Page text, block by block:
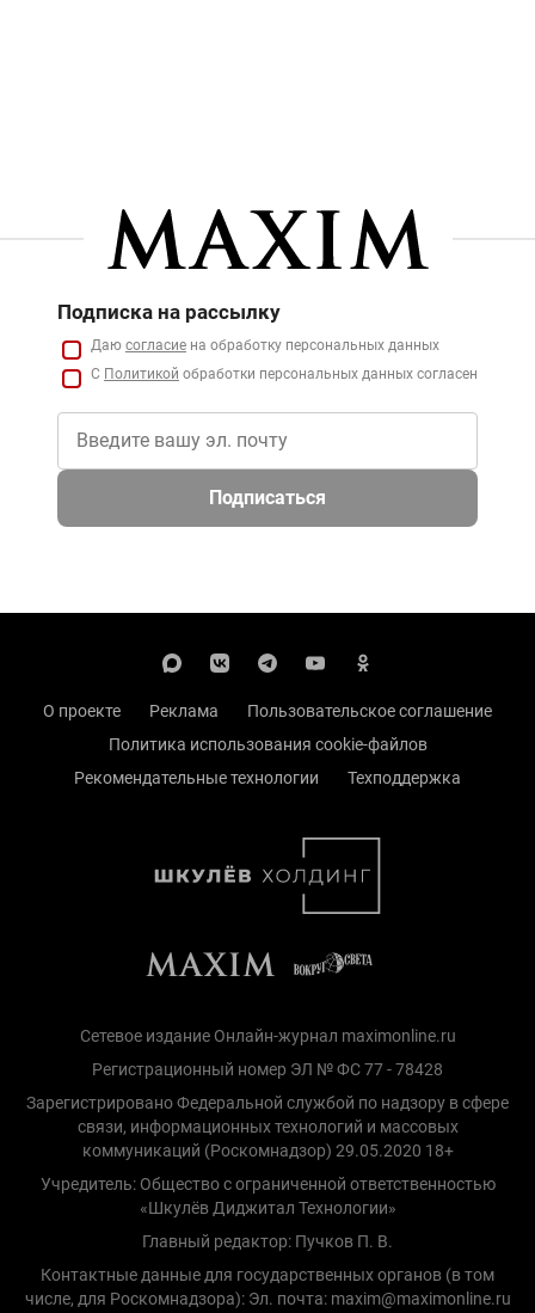
Подписка на рассылку
Даю согласие на обработку персональных данных
С Политикой обработки персональных данных согласен
Подписаться
О проекте Реклама
Пользовательское соглашение
Политика использования cookie-файлов
Рекомендательные технологии
Техподдержка
Сетевое издание Онлайн-журнал maximonline.ru
Регистрационный номер ЭЛ № ФС 77 - 78428
Зарегистрировано Федеральной службой по надзору в сфере
связи, информационных технологий и массовых
коммуникаций (Роскомнадзор) 29.05.2020 18+
Учредитель: Общество с ограниченной ответственностью
«Шкулёв Диджитал Технологии»
Главный редактор: Пучков П. В.
Контактные данные для государственных органов (в том
числе, для Роскомнадзора): Эл. почта: maxim@maximonline.ru